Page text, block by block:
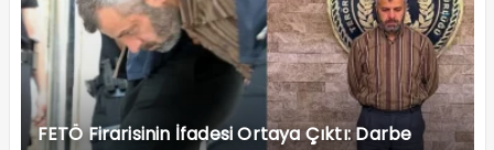
FETÖ Firarisinin İfadesi Ortaya Çıktı: Darbe